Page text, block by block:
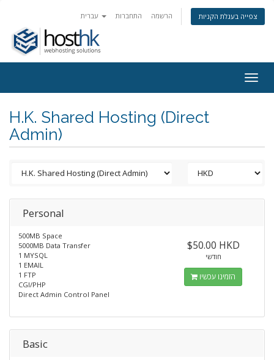
התחברות הרשמה צפייה בעגלת הקניות
H.K. Shared Hosting (Direct
Admin)
Personal
500MB Space
5000MB Data Transfer
1 MYSQL
1 EMAIL
1 FTP
CGI/PHP
Direct Admin Control Panel
$50.00 HKD
חודשי
הזמינו עכשיו
Basic